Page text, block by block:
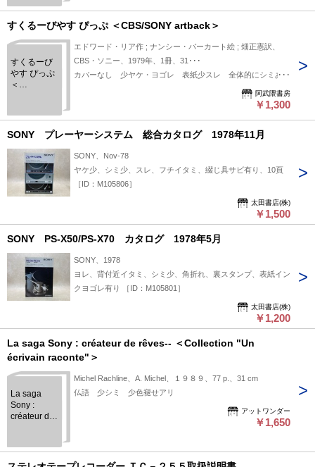
すくるーびやす ぴっぷ ＜CBS/SONY artback＞
すくるーび
やす ぴっぷ
＜
エドワード・リア作 ; ナンシー・バーカート絵 ; 畑正憲訳、
CBS・ソニー、1979年、1冊、31･･･
カバーなし 少ヤケ・ヨゴレ 表紙少スレ 全体的にシミあり
阿武隈書房
￥1,300
SONY プレーヤーシステム 総合カタログ 1978年11月
SONY、Nov-78
ヤケ少、シミ少、スレ、フチイタミ、綴じ具サビ有り、10頁
［ID：M105806］
太田書店(株)
￥1,500
SONY PS-X50/PS-X70 カタログ 1978年5月
SONY、1978
ヨレ、背付近イタミ、シミ少、角折れ、裏スタンプ、表紙イン
クヨゴレ有り ［ID：M105801］
太田書店(株)
￥1,200
La saga Sony : créateur de rêves-- ＜Collection "Un
écrivain raconte"＞
La saga
Sony :
créateur de
"Un écrivain
raconte"＞
Michel Rachline、A. Michel、１９８９、77 p.、31 cm
仏語 少シミ 少色褪せアリ
アットワンダー
￥1,650